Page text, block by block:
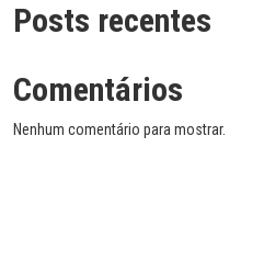
Posts recentes
Comentários
Nenhum comentário para mostrar.